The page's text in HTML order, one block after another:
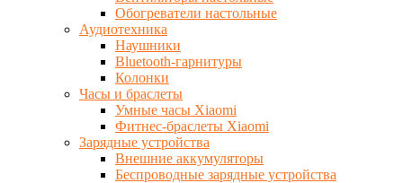
Обогреватели настольные
Аудиотехника
Наушники
Bluetooth-гарнитуры
Колонки
Часы и браслеты
Умные часы Xiaomi
Фитнес-браслеты Xiaomi
Зарядные устройства
Внешние аккумуляторы
Беспроводные зарядные устройства